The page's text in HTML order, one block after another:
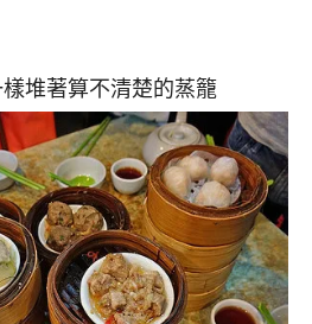
堆著算不清楚的蒸籠